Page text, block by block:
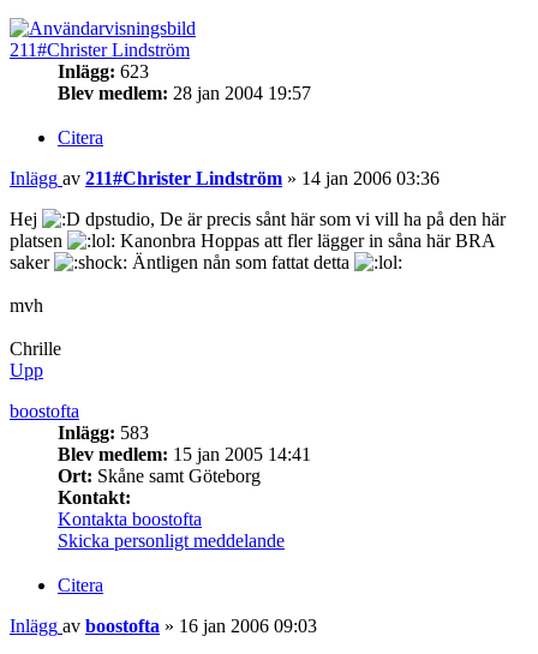
211#Christer Lindström
Inlägg: 623
Blev medlem: 28 jan 2004 19:57
Citera
Inlägg av 211#Christer Lindström » 14 jan 2006 03:36
Hej
dpstudio, De är precis sånt här som vi vill ha på den här
platsen
Kanonbra Hoppas att fler lägger in såna här BRA
saker
Äntligen nån som fattat detta
mvh
Chrille
Upp
boostofta
Inlägg: 583
Blev medlem: 15 jan 2005 14:41
Ort: Skåne samt Göteborg
Kontakt:
Kontakta boostofta
Skicka personligt meddelande
Citera
Inlägg av boostofta » 16 jan 2006 09:03